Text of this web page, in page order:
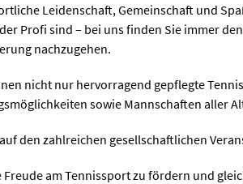
Leidenschaft, Gemeinschaft und
Profi sind – bei uns finden Sie immer
nachzugehen.
nicht nur hervorragend gepflegte
sowie Mannschaften aller
den zahlreichen gesellschaftlichen
Freude am Tennissport zu fördern und